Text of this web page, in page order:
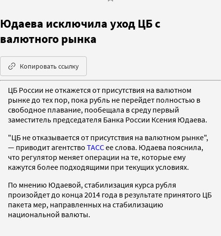
Юдаева исключила уход ЦБ с
валютного рынка
Копировать ссылку
ЦБ России не откажется от присутствия на валютном
рынке до тех пор, пока рубль не перейдет полностью в
свободное плавание, пообещала в среду первый
заместитель председателя Банка России Ксения Юдаева.
"ЦБ не отказывается от присутствия на валютном рынке",
— приводит агентство ТАССее слова. Юдаева пояснила,
что регулятор меняет операции на те, которые ему
кажутся более подходящими при текущих условиях.
По мнению Юдаевой, стабилизация курса рубля
произойдет до конца 2014 года в результате принятого ЦБ
пакета мер, направленных на стабилизацию
национальной валюты.